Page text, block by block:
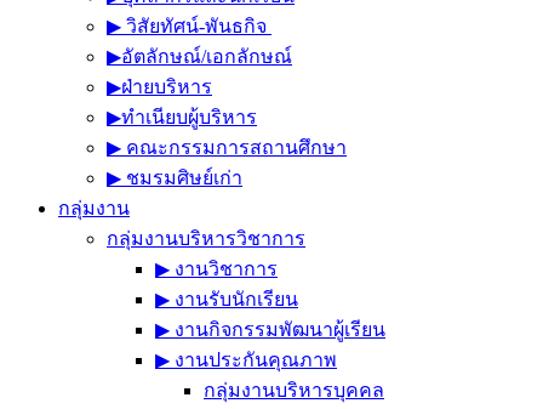
▶︎ วิสัยทัศน์-พันธกิจ
▶︎อัตลักษณ์/เอกลักษณ์
▶︎ฝ่ายบริหาร
▶︎ทำเนียบผู้บริหาร
▶︎ คณะกรรมการสถานศึกษา
▶︎ ชมรมศิษย์เก่า
กลุ่มงาน
กลุ่มงานบริหารวิชาการ
▶︎ งานวิชาการ
▶︎ งานรับนักเรียน
▶︎ งานกิจกรรมพัฒนาผู้เรียน
▶︎ งานประกันคุณภาพ
กลุ่มงานบริหารบุคคล